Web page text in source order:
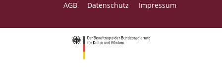
AGB Datenschutz Impressum